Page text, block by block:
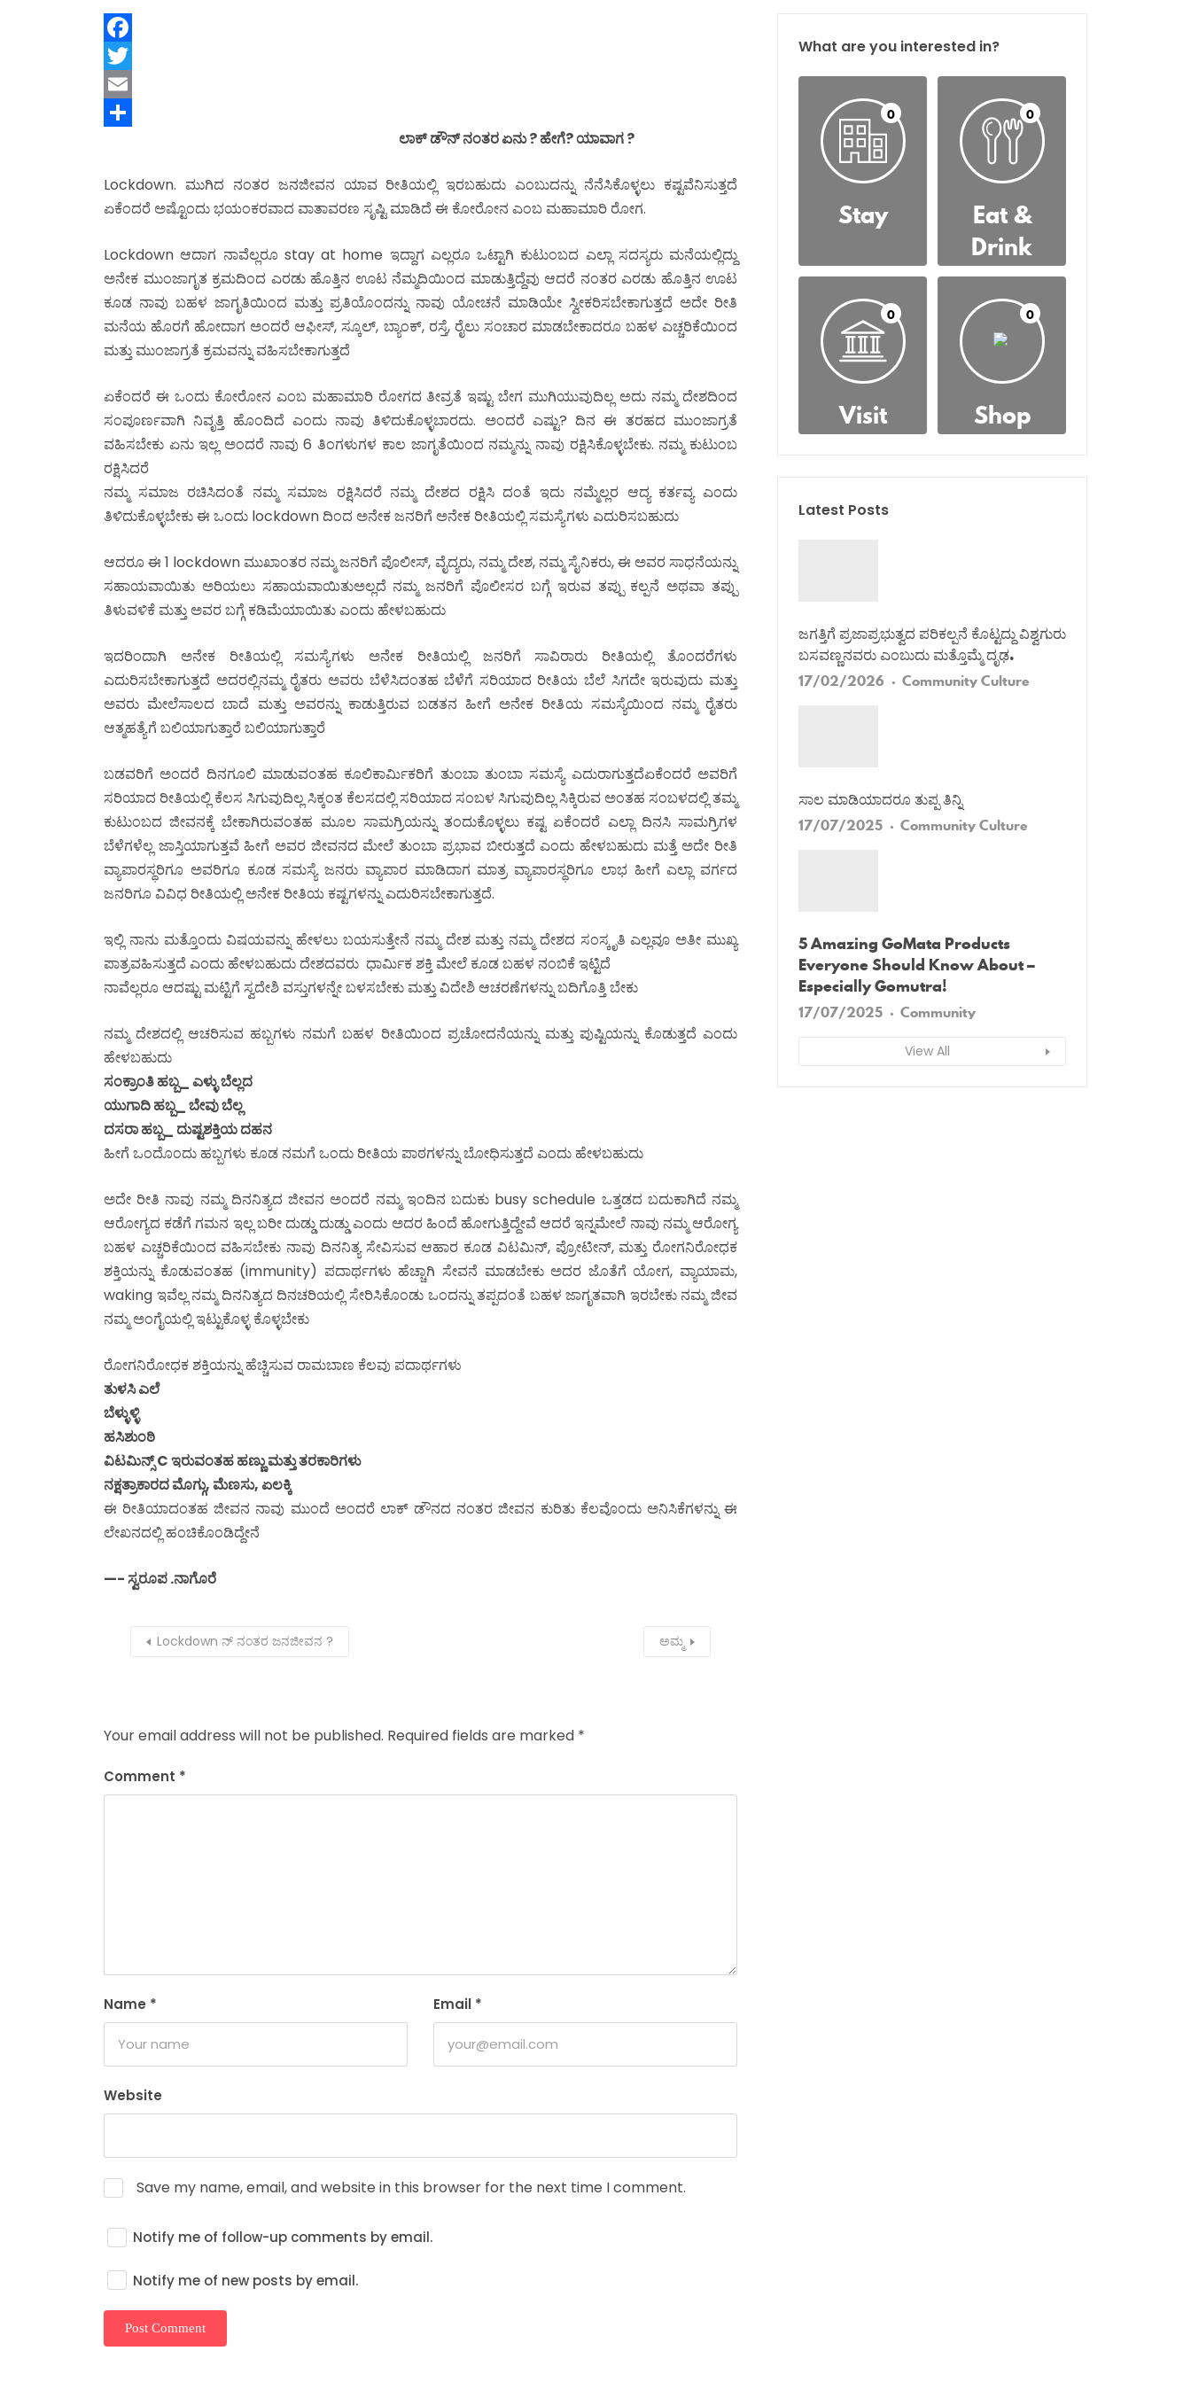
F
a
c
k
T
w
r
E
e
ಲಾಕ್ ಡೌನ್ ನಂತರ ಏನು ? ಹೇಗೆ? ಯಾವಾಗ ?
Lockdown. ಮುಗಿದ ನಂತರ ಜನಜೀವನ ಯಾವ ರೀತಿಯಲ್ಲಿ ಇರಬಹುದು ಎಂಬುದನ್ನು ನೆನೆಸಿಕೊಳ್ಳಲು ಕಷ್ಟವೆನಿಸುತ್ತದೆ
ಏಕೆಂದರೆ ಅಷ್ಟೊಂದು ಭಯಂಕರವಾದ ವಾತಾವರಣ ಸೃಷ್ಟಿ ಮಾಡಿದೆ ಈ ಕೋರೋನ ಎಂಬ ಮಹಾಮಾರಿ ರೋಗ.
Lockdown ಆದಾಗ ನಾವೆಲ್ಲರೂ stay at home ಇದ್ದಾಗ ಎಲ್ಲರೂ ಒಟ್ಟಾಗಿ ಕುಟುಂಬದ ಎಲ್ಲಾ ಸದಸ್ಯರು ಮನೆಯಲ್ಲಿದ್ದು
ಅನೇಕ ಮುಂಜಾಗೃತ ಕ್ರಮದಿಂದ ಎರಡು ಹೊತ್ತಿನ ಊಟ ನೆಮ್ಮದಿಯಿಂದ ಮಾಡುತ್ತಿದ್ದೆವು ಆದರೆ ನಂತರ ಎರಡು ಹೊತ್ತಿನ ಊಟ
ಕೂಡ ನಾವು ಬಹಳ ಜಾಗೃತಿಯಿಂದ ಮತ್ತು ಪ್ರತಿಯೊಂದನ್ನು ನಾವು ಯೋಚನೆ ಮಾಡಿಯೇ ಸ್ವೀಕರಿಸಬೇಕಾಗುತ್ತದೆ ಅದೇ ರೀತಿ
ಮನೆಯ ಹೊರಗೆ ಹೋದಾಗ ಅಂದರೆ ಆಫೀಸ್, ಸ್ಕೂಲ್, ಬ್ಯಾಂಕ್, ರಸ್ತೆ, ರೈಲು ಸಂಚಾರ ಮಾಡಬೇಕಾದರೂ ಬಹಳ ಎಚ್ಚರಿಕೆಯಿಂದ
ಮತ್ತು ಮುಂಜಾಗ್ರತೆ ಕ್ರಮವನ್ನು ವಹಿಸಬೇಕಾಗುತ್ತದೆ
ಏಕೆಂದರೆ ಈ ಒಂದು ಕೋರೋನ ಎಂಬ ಮಹಾಮಾರಿ ರೋಗದ ತೀವ್ರತೆ ಇಷ್ಟು ಬೇಗ ಮುಗಿಯುವುದಿಲ್ಲ ಅದು ನಮ್ಮ ದೇಶದಿಂದ
ಸಂಪೂರ್ಣವಾಗಿ ನಿವೃತ್ತಿ ಹೊಂದಿದೆ ಎಂದು ನಾವು ತಿಳಿದುಕೊಳ್ಳಬಾರದು. ಅಂದರೆ ಎಷ್ಟು? ದಿನ ಈ ತರಹದ ಮುಂಜಾಗ್ರತೆ
ವಹಿಸಬೇಕು ಏನು ಇಲ್ಲ ಅಂದರೆ ನಾವು 6 ತಿಂಗಳುಗಳ ಕಾಲ ಜಾಗೃತೆಯಿಂದ ನಮ್ಮನ್ನು ನಾವು ರಕ್ಷಿಸಿಕೊಳ್ಳಬೇಕು. ನಮ್ಮ ಕುಟುಂಬ
ರಕ್ಷಿಸಿದರೆ
ನಮ್ಮ ಸಮಾಜ ರಚಿಸಿದಂತೆ ನಮ್ಮ ಸಮಾಜ ರಕ್ಷಿಸಿದರೆ ನಮ್ಮ ದೇಶದ ರಕ್ಷಿಸಿ ದಂತೆ ಇದು ನಮ್ಮೆಲ್ಲರ ಆದ್ಯ ಕರ್ತವ್ಯ ಎಂದು
ತಿಳಿದುಕೊಳ್ಳಬೇಕು ಈ ಒಂದು lockdown ದಿಂದ ಅನೇಕ ಜನರಿಗೆ ಅನೇಕ ರೀತಿಯಲ್ಲಿ ಸಮಸ್ಯೆಗಳು ಎದುರಿಸಬಹುದು
ಆದರೂ ಈ 1 lockdown ಮುಖಾಂತರ ನಮ್ಮ ಜನರಿಗೆ ಪೊಲೀಸ್, ವೈದ್ಯರು, ನಮ್ಮ ದೇಶ, ನಮ್ಮ ಸೈನಿಕರು, ಈ ಅವರ ಸಾಧನೆಯನ್ನು
ಸಹಾಯವಾಯಿತು ಅರಿಯಲು ಸಹಾಯವಾಯಿತುಅಲ್ಲದೆ ನಮ್ಮ ಜನರಿಗೆ ಪೊಲೀಸರ ಬಗ್ಗೆ ಇರುವ ತಪ್ಪು ಕಲ್ಪನೆ ಅಥವಾ ತಪ್ಪು
ತಿಳುವಳಿಕೆ ಮತ್ತು ಅವರ ಬಗ್ಗೆ ಕಡಿಮೆಯಾಯಿತು ಎಂದು ಹೇಳಬಹುದು
ಇದರಿಂದಾಗಿ ಅನೇಕ ರೀತಿಯಲ್ಲಿ ಸಮಸ್ಯೆಗಳು ಅನೇಕ ರೀತಿಯಲ್ಲಿ ಜನರಿಗೆ ಸಾವಿರಾರು ರೀತಿಯಲ್ಲಿ ತೊಂದರೆಗಳು
ಎದುರಿಸಬೇಕಾಗುತ್ತದೆ ಅದರಲ್ಲಿನಮ್ಮ ರೈತರು ಅವರು ಬೆಳೆಸಿದಂತಹ ಬೆಳೆಗೆ ಸರಿಯಾದ ರೀತಿಯ ಬೆಲೆ ಸಿಗದೇ ಇರುವುದು ಮತ್ತು
ಅವರು ಮೇಲೆಸಾಲದ ಬಾದೆ ಮತ್ತು ಅವರನ್ನು ಕಾಡುತ್ತಿರುವ ಬಡತನ ಹೀಗೆ ಅನೇಕ ರೀತಿಯ ಸಮಸ್ಯೆಯಿಂದ ನಮ್ಮ ರೈತರು
ಆತ್ಮಹತ್ಯೆಗೆ ಬಲಿಯಾಗುತ್ತಾರೆ ಬಲಿಯಾಗುತ್ತಾರೆ
ಬಡವರಿಗೆ ಅಂದರೆ ದಿನಗೂಲಿ ಮಾಡುವಂತಹ ಕೂಲಿಕಾರ್ಮಿಕರಿಗೆ ತುಂಬಾ ತುಂಬಾ ಸಮಸ್ಯೆ ಎದುರಾಗುತ್ತದೆಏಕೆಂದರೆ ಅವರಿಗೆ
ಸರಿಯಾದ ರೀತಿಯಲ್ಲಿ ಕೆಲಸ ಸಿಗುವುದಿಲ್ಲ ಸಿಕ್ಕಂತ ಕೆಲಸದಲ್ಲಿ ಸರಿಯಾದ ಸಂಬಳ ಸಿಗುವುದಿಲ್ಲ ಸಿಕ್ಕಿರುವ ಅಂತಹ ಸಂಬಳದಲ್ಲಿ ತಮ್ಮ
ಕುಟುಂಬದ ಜೀವನಕ್ಕೆ ಬೇಕಾಗಿರುವಂತಹ ಮೂಲ ಸಾಮಗ್ರಿಯನ್ನು ತಂದುಕೊಳ್ಳಲು ಕಷ್ಟ ಏಕೆಂದರೆ ಎಲ್ಲಾ ದಿನಸಿ ಸಾಮಗ್ರಿಗಳ
ಬೆಳೆಗಳೆಲ್ಲ ಜಾಸ್ತಿಯಾಗುತ್ತವೆ ಹೀಗೆ ಅವರ ಜೀವನದ ಮೇಲೆ ತುಂಬಾ ಪ್ರಭಾವ ಬೀರುತ್ತದೆ ಎಂದು ಹೇಳಬಹುದು ಮತ್ತೆ ಅದೇ ರೀತಿ
ವ್ಯಾಪಾರಸ್ಥರಿಗೂ ಅವರಿಗೂ ಕೂಡ ಸಮಸ್ಯೆ ಜನರು ವ್ಯಾಪಾರ ಮಾಡಿದಾಗ ಮಾತ್ರ ವ್ಯಾಪಾರಸ್ಥರಿಗೂ ಲಾಭ ಹೀಗೆ ಎಲ್ಲಾ ವರ್ಗದ
ಜನರಿಗೂ ವಿವಿಧ ರೀತಿಯಲ್ಲಿ ಅನೇಕ ರೀತಿಯ ಕಷ್ಟಗಳನ್ನು ಎದುರಿಸಬೇಕಾಗುತ್ತದೆ.
ಇಲ್ಲಿ ನಾನು ಮತ್ತೊಂದು ವಿಷಯವನ್ನು ಹೇಳಲು ಬಯಸುತ್ತೇನೆ ನಮ್ಮ ದೇಶ ಮತ್ತು ನಮ್ಮ ದೇಶದ ಸಂಸ್ಕೃತಿ ಎಲ್ಲವೂ ಅತೀ ಮುಖ್ಯ
ಪಾತ್ರವಹಿಸುತ್ತದೆ ಎಂದು ಹೇಳಬಹುದು ದೇಶದವರು ಧಾರ್ಮಿಕ ಶಕ್ತಿ ಮೇಲೆ ಕೂಡ ಬಹಳ ನಂಬಿಕೆ ಇಟ್ಟಿದೆ
ನಾವೆಲ್ಲರೂ ಆದಷ್ಟು ಮಟ್ಟಿಗೆ ಸ್ವದೇಶಿ ವಸ್ತುಗಳನ್ನೇ ಬಳಸಬೇಕು ಮತ್ತು ವಿದೇಶಿ ಆಚರಣೆಗಳನ್ನು ಬದಿಗೊತ್ತಿ ಬೇಕು
ನಮ್ಮ ದೇಶದಲ್ಲಿ ಆಚರಿಸುವ ಹಬ್ಬಗಳು ನಮಗೆ ಬಹಳ ರೀತಿಯಿಂದ ಪ್ರಚೋದನೆಯನ್ನು ಮತ್ತು ಪುಷ್ಟಿಯನ್ನು ಕೊಡುತ್ತದೆ ಎಂದು
ಹೇಳಬಹುದು
ಸಂಕ್ರಾಂತಿ ಹಬ್ಬ_ ಎಳ್ಳು ಬೆಲ್ಲದ
ಯುಗಾದಿ ಹಬ್ಬ_ ಬೇವು ಬೆಲ್ಲ
ದಸರಾ ಹಬ್ಬ_ ದುಷ್ಟಶಕ್ತಿಯ ದಹನ
ಹೀಗೆ ಒಂದೊಂದು ಹಬ್ಬಗಳು ಕೂಡ ನಮಗೆ ಒಂದು ರೀತಿಯ ಪಾಠಗಳನ್ನು ಬೋಧಿಸುತ್ತದೆ ಎಂದು ಹೇಳಬಹುದು
ಅದೇ ರೀತಿ ನಾವು ನಮ್ಮ ದಿನನಿತ್ಯದ ಜೀವನ ಅಂದರೆ ನಮ್ಮ ಇಂದಿನ ಬದುಕು busy schedule ಒತ್ತಡದ ಬದುಕಾಗಿದೆ ನಮ್ಮ
ಆರೋಗ್ಯದ ಕಡೆಗೆ ಗಮನ ಇಲ್ಲ ಬರೀ ದುಡ್ಡು ದುಡ್ಡು ಎಂದು ಅದರ ಹಿಂದೆ ಹೋಗುತ್ತಿದ್ದೇವೆ ಆದರೆ ಇನ್ನಮೇಲೆ ನಾವು ನಮ್ಮ ಆರೋಗ್ಯ
ಬಹಳ ಎಚ್ಚರಿಕೆಯಿಂದ ವಹಿಸಬೇಕು ನಾವು ದಿನನಿತ್ಯ ಸೇವಿಸುವ ಆಹಾರ ಕೂಡ ವಿಟಮಿನ್, ಪ್ರೋಟೀನ್, ಮತ್ತು ರೋಗನಿರೋಧಕ
ಶಕ್ತಿಯನ್ನು ಕೊಡುವಂತಹ (immunity) ಪದಾರ್ಥಗಳು ಹೆಚ್ಚಾಗಿ ಸೇವನೆ ಮಾಡಬೇಕು ಅದರ ಜೊತೆಗೆ ಯೋಗ, ವ್ಯಾಯಾಮ,
waking ಇವೆಲ್ಲ ನಮ್ಮ ದಿನನಿತ್ಯದ ದಿನಚರಿಯಲ್ಲಿ ಸೇರಿಸಿಕೊಂಡು ಒಂದನ್ನು ತಪ್ಪದಂತೆ ಬಹಳ ಜಾಗೃತವಾಗಿ ಇರಬೇಕು ನಮ್ಮ ಜೀವ
ನಮ್ಮ ಅಂಗೈಯಲ್ಲಿ ಇಟ್ಟುಕೊಳ್ಳ ಕೊಳ್ಳಬೇಕು
ರೋಗನಿರೋಧಕ ಶಕ್ತಿಯನ್ನು ಹೆಚ್ಚಿಸುವ ರಾಮಬಾಣ ಕೆಲವು ಪದಾರ್ಥಗಳು
ತುಳಸಿ ಎಲೆ
ಬೆಳ್ಳುಳ್ಳಿ
ಹಸಿಶುಂಠಿ
ವಿಟಮಿನ್ಸ್ C ಇರುವಂತಹ ಹಣ್ಣು ಮತ್ತು ತರಕಾರಿಗಳು
ನಕ್ಷತ್ರಾಕಾರದ ಮೊಗ್ಗು, ಮೆಣಸು, ಏಲಕ್ಕಿ
ಈ ರೀತಿಯಾದಂತಹ ಜೀವನ ನಾವು ಮುಂದೆ ಅಂದರೆ ಲಾಕ್ ಡೌನದ ನಂತರ ಜೀವನ ಕುರಿತು ಕೆಲವೊಂದು ಅನಿಸಿಕೆಗಳನ್ನು ಈ
ಲೇಖನದಲ್ಲಿ ಹಂಚಿಕೊಂಡಿದ್ದೇನೆ
—- ಸ್ವರೂಪ .ನಾಗೊರೆ
Lockdown ನ್ ನಂತರ ಜನಜೀವನ ? ಅಮ್ಮ
Your email address will not be published. Required fields are marked *
Comment *
Name * Email *
Website
Save my name, email, and website in this browser for the next time I comment.
Notify me of follow-up comments by email.
Notify me of new posts by email.
What are you interested in?
0
Stay
0
Eat &
Drink
0
Visit
0
Shop
Latest Posts
ಜಗತ್ತಿಗೆ ಪ್ರಜಾಪ್ರಭುತ್ವದ ಪರಿಕಲ್ಪನೆ ಕೊಟ್ಟದ್ದು ವಿಶ್ವಗುರು
ಬಸವಣ್ಣನವರು ಎಂಬುದು ಮತ್ತೊಮ್ಮೆ ದೃಢ.
17/02/2026 CommunityCulture
ಸಾಲ ಮಾಡಿಯಾದರೂ ತುಪ್ಪ ತಿನ್ನಿ
17/07/2025 CommunityCulture
5 Amazing GoMata Products
Everyone Should Know About –
Especially Gomutra!
17/07/2025 Community
View All